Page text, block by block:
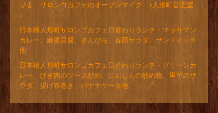
🌙🎸 サロンゴカフェのオープンマイク ♪人形町音楽室
♪
日本橋人形町サロンゴカフェ日替わりランチ・マッサマン
カレー、麻婆豆腐、きんぴら、春雨サラダ、サンドイッチ
他
日本橋人形町サロンゴカフェ日替わりランチ・グリーンカ
レー、ひき肉のソース炒め、にんじんの炒め物、里芋のサ
ラダ、揚げ春巻き、バナナケーキ他